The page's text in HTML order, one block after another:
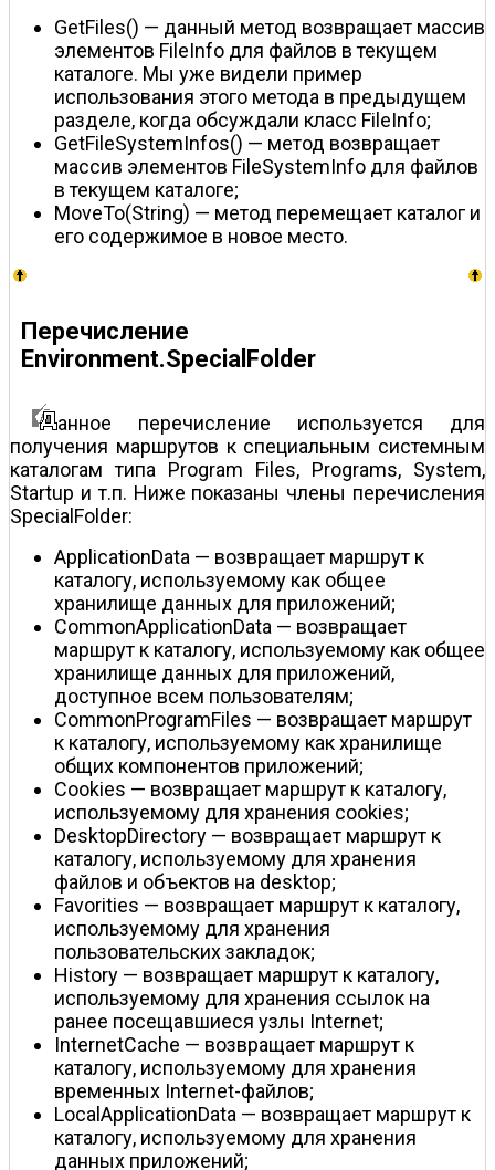
GetFiles() — данный метод возвращает массив
элементов FileInfo для файлов в текущем
каталоге. Мы уже видели пример
использования этого метода в предыдущем
разделе, когда обсуждали класс FileInfo;
GetFileSystemInfos() — метод возвращает
массив элементов FileSystemInfo для файлов
в текущем каталоге;
MoveTo(String) — метод перемещает каталог и
его содержимое в новое место.
Перечисление
Environment.SpecialFolder
анное перечисление используется для
получения маршрутов к специальным системным
каталогам типа Program Files, Programs, System,
Startup и т.п. Ниже показаны члены перечисления
SpecialFolder:
ApplicationData — возвращает маршрут к
каталогу, используемому как общее
хранилище данных для приложений;
CommonApplicationData — возвращает
маршрут к каталогу, используемому как общее
хранилище данных для приложений,
доступное всем пользователям;
CommonProgramFiles — возвращает маршрут
к каталогу, используемому как хранилище
общих компонентов приложений;
Cookies — возвращает маршрут к каталогу,
используемому для хранения cookies;
DesktopDirectory — возвращает маршрут к
каталогу, используемому для хранения
файлов и объектов на desktop;
Favorities — возвращает маршрут к каталогу,
используемому для хранения
пользовательских закладок;
History — возвращает маршрут к каталогу,
используемому для хранения ссылок на
ранее посещавшиеся узлы Internet;
InternetCache — возвращает маршрут к
каталогу, используемому для хранения
временных Internet-файлов;
LocalApplicationData — возвращает маршрут к
каталогу, используемому для хранения
данных приложений;